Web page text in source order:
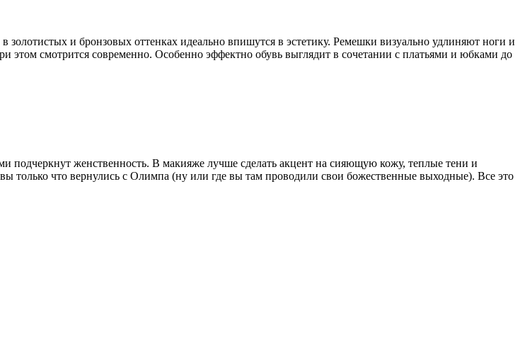
и бронзовых оттенках идеально впишутся в эстетику. Ремешки визуально удлиняют ноги и
этом смотрится современно. Особенно эффектно обувь выглядит в сочетании с платьями и юбками до
женственность. В макияже лучше сделать акцент на сияющую кожу, теплые тени и
только что вернулись с Олимпа (ну или где вы там проводили свои божественные выходные). Все это